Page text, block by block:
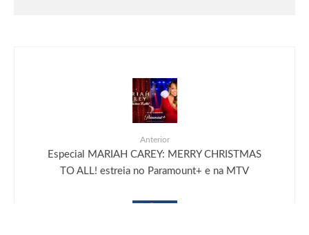
Anterior
Especial MARIAH CAREY: MERRY CHRISTMAS
TO ALL! estreia no Paramount+ e na MTV